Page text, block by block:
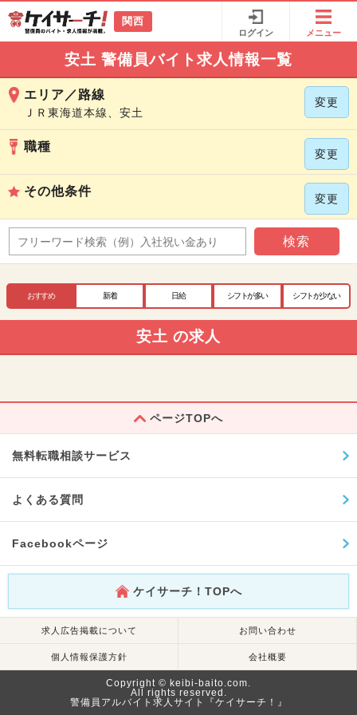
関西
ログイン メニュー
安土 警備員バイト求人情報一覧
エリア／路線
ＪＲ東海道本線、安土
変更
職種
変更
その他条件
変更
検索
おすすめ 新着 日給 シフトが多い シフトが少ない
安土 の求人
ページTOPへ
無料転職相談サービス
よくある質問
Facebookページ
ケイサーチ！TOPへ
求人広告掲載について お問い合わせ
個人情報保護方針 会社概要
Copyright © keibi-baito.com.
All rights reserved.
警備員アルバイト求人サイト『ケイサーチ！』